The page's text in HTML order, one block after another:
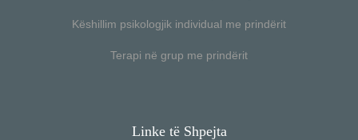
Këshillim psikologjik individual me prindërit
Terapi në grup me prindërit
Linke të Shpejta